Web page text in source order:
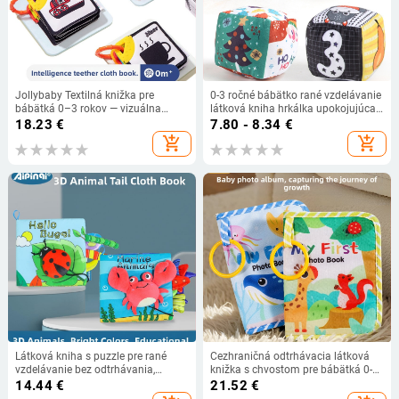
Jollybaby Textilná knižka pre
bábätká 0–3 rokov — vizuálna
stimulácia, kognitívny vývoj a
vzdelávanie
18.23 €
add_shopping_cart
0-3 ročné bábätko rané vzdelávanie
látková kniha hrkálka upokojujúca
loptička kocka upokojujúca detská
kognitívna hračka
7.80 - 8.34 €
add_shopping_cart
Látková kniha s puzzle pre rané
vzdelávanie bez odtrhávania,
hračka pre rané vzdelávanie detí vo
veku 0-1 rokov, látková kniha pre
14.44€
Cezhraničná odtrhávacia látková
knižka s chvostom pre bábätká 0-6
mesiacov a 1 rok, žuvacia hračka
pre skoré vzdelávanie, vzdelávacie
21.52 €